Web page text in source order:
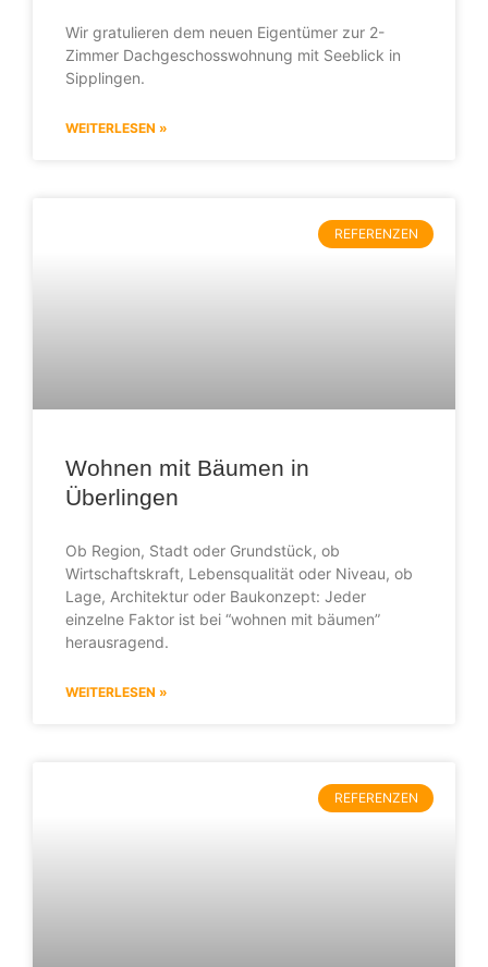
Wir gratulieren dem neuen Eigentümer zur 2-
Zimmer Dachgeschosswohnung mit Seeblick in
Sipplingen.
WEITERLESEN »
REFERENZEN
Wohnen mit Bäumen in
Überlingen
Ob Region, Stadt oder Grundstück, ob
Wirtschaftskraft, Lebensqualität oder Niveau, ob
Lage, Architektur oder Baukonzept: Jeder
einzelne Faktor ist bei “wohnen mit bäumen”
herausragend.
WEITERLESEN »
REFERENZEN